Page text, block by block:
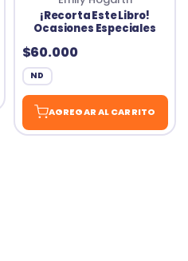
¡Recorta Este Libro!
Ocasiones Especiales
$60.000
ND
AGREGAR AL CARRITO